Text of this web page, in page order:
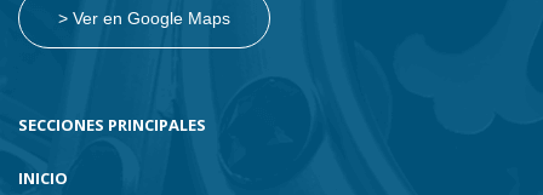
> Ver en Google Maps
SECCIONES PRINCIPALES
INICIO